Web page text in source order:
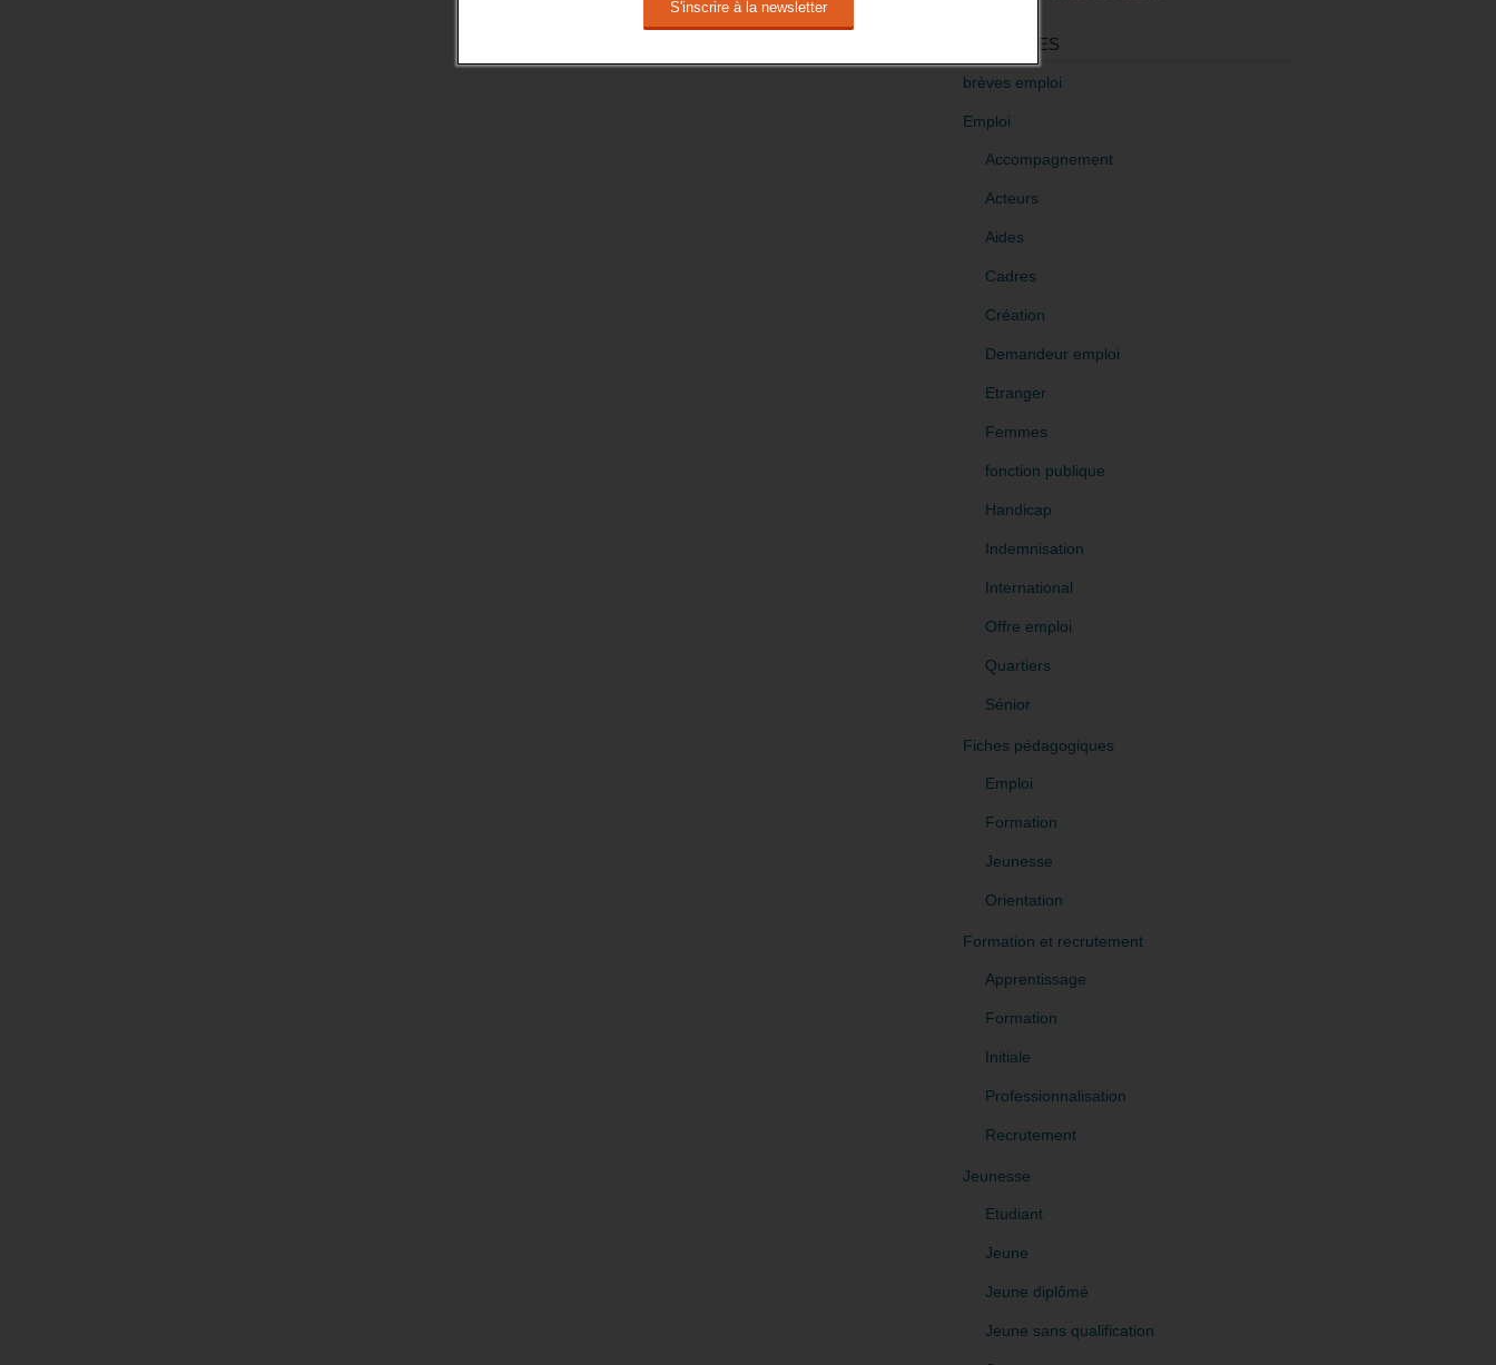
CATÉGORIES
brèves emploi
Emploi
Accompagnement
Acteurs
Aides
Cadres
Création
Demandeur emploi
Etranger
Femmes
fonction publique
Handicap
Indemnisation
International
Offre emploi
Quartiers
Sénior
Fiches pédagogiques
Emploi
Formation
Jeunesse
Orientation
Formation et recrutement
Apprentissage
Formation
Initiale
Professionnalisation
Recrutement
Jeunesse
Etudiant
Jeune
Jeune diplômé
Jeune sans qualification